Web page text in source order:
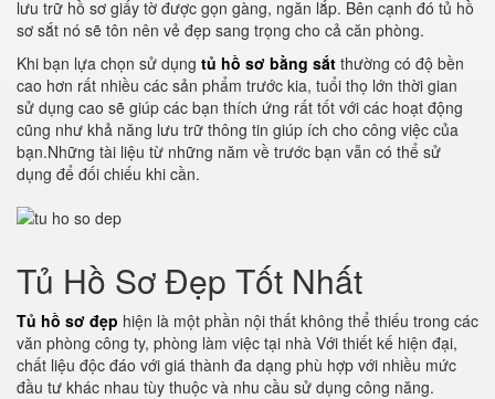
lưu trữ hồ sơ giấy tờ được gọn gàng, ngăn lắp. Bên cạnh đó tủ hồ
sơ sắt nó sẽ tôn nên vẻ đẹp sang trọng cho cả căn phòng.
Khi bạn lựa chọn sử dụng tủ hồ sơ bằng sắt thường có độ bền
cao hơn rất nhiều các sản phẩm trước kia, tuổi thọ lớn thời gian
sử dụng cao sẽ giúp các bạn thích ứng rất tốt với các hoạt động
cũng như khả năng lưu trữ thông tin giúp ích cho công việc của
bạn.Những tài liệu từ những năm về trước bạn vẫn có thể sử
dụng để đối chiếu khi cần.
Tủ Hồ Sơ Đẹp Tốt Nhất
Tủ hồ sơ đẹp hiện là một phần nội thất không thể thiếu trong các
văn phòng công ty, phòng làm việc tại nhà Với thiết kế hiện đại,
chất liệu độc đáo với giá thành đa dạng phù hợp với nhiều mức
đầu tư khác nhau tùy thuộc và nhu cầu sử dụng công năng.